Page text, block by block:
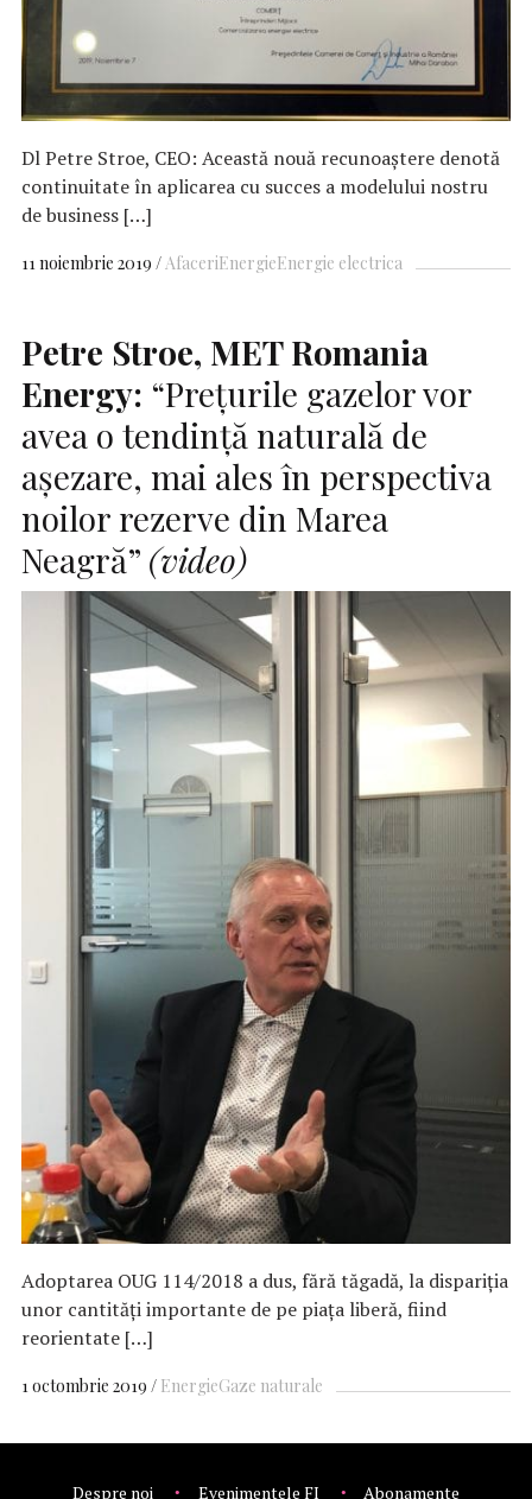
Dl Petre Stroe, CEO: Această nouă recunoaștere denotă
continuitate în aplicarea cu succes a modelului nostru
de business […]
11 noiembrie 2019 AfaceriEnergieEnergie electrica
Petre Stroe, METRomania
Energy: “Preţurile gazelor vor
avea o tendinţă naturală de
aşezare, mai ales în perspectiva
noilor rezerve din Marea
Neagră” (video)
Adoptarea OUG 114/2018 a dus, fără tăgadă, la dispariţia
unor cantităţi importante de pe piaţa liberă, fiind
reorientate […]
1 octombrie 2019 EnergieGaze naturale
Despre noi Evenimentele FI Abonamente